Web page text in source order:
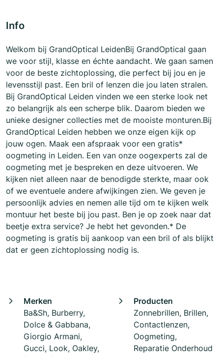
Info
Welkom bij GrandOptical LeidenBij GrandOptical gaan
we voor stijl, klasse en échte aandacht. We gaan samen
voor de beste zichtoplossing, die perfect bij jou en je
levensstijl past. Een bril of lenzen die jou laten stralen.
Bij GrandOptical Leiden vinden we een sterke look net
zo belangrijk als een scherpe blik. Daarom bieden we
unieke designer collecties met de mooiste monturen.Bij
GrandOptical Leiden hebben we onze eigen kijk op
jouw ogen. Maak een afspraak voor een gratis*
oogmeting in Leiden. Een van onze oogexperts zal de
oogmeting met je bespreken en deze uitvoeren. We
kijken niet alleen naar de benodigde sterkte, maar ook
of we eventuele andere afwijkingen zien. We geven je
persoonlijk advies en nemen alle tijd om te kijken welk
montuur het beste bij jou past. Ben je op zoek naar dat
beetje extra service? Je hebt het gevonden.* De
oogmeting is gratis bij aankoop van een bril of als blijkt
dat er geen zichtoplossing nodig is.
Merken
Ba&Sh, Burberry,
Dolce & Gabbana,
Giorgio Armani,
Gucci, Look, Oakley,
Producten
Zonnebrillen, Brillen,
Contactlenzen,
Oogmeting,
Reparatie Onderhoud